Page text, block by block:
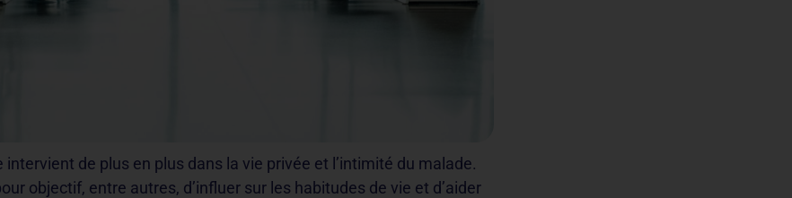
intervient de plus en plus dans la vie privée et l’intimité du malade.
objectif, entre autres, d’influer sur les habitudes de vie et d’aider